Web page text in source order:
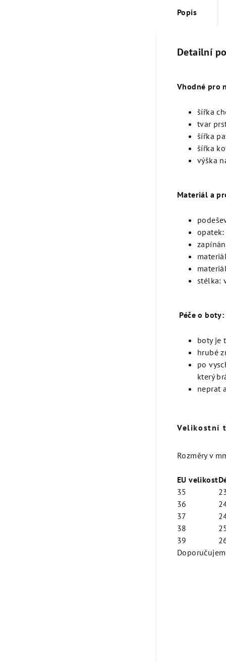
Popis
Detailní
Vhodné pro
šířka
tvar
šířka
šířka
výška
Materiál a
opatek
stélka:
Péče o boty:
boty je
hrubé
po
který
neprat
Velikostní
Rozměry v
EU velikost
35
36
37
38
39